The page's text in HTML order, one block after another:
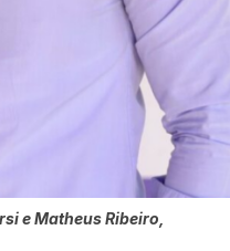
e Matheus Ribeiro,